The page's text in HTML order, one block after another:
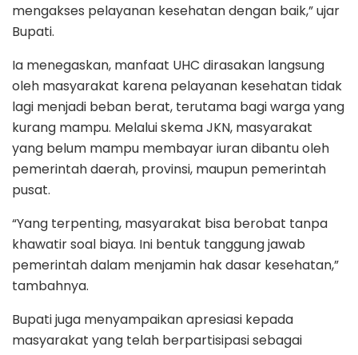
mengakses pelayanan kesehatan dengan baik,” ujar
Bupati.
Ia menegaskan, manfaat UHC dirasakan langsung
oleh masyarakat karena pelayanan kesehatan tidak
lagi menjadi beban berat, terutama bagi warga yang
kurang mampu. Melalui skema JKN, masyarakat
yang belum mampu membayar iuran dibantu oleh
pemerintah daerah, provinsi, maupun pemerintah
pusat.
“Yang terpenting, masyarakat bisa berobat tanpa
khawatir soal biaya. Ini bentuk tanggung jawab
pemerintah dalam menjamin hak dasar kesehatan,”
tambahnya.
Bupati juga menyampaikan apresiasi kepada
masyarakat yang telah berpartisipasi sebagai